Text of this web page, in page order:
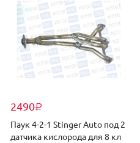
2490₽
Паук 4-2-1 Stinger Auto под 2
датчика кислорода для 8 кл